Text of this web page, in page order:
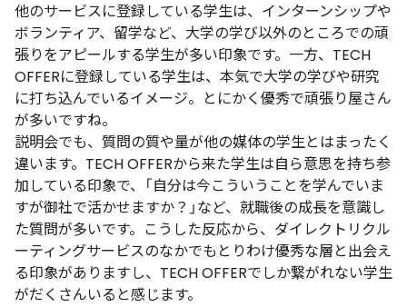
他のサービスに登録している学生は、インターンシップや
ボランティア、留学など、大学の学び以外のところでの頑
張りをアピールする学生が多い印象です。一方、TECH
OFFERに登録している学生は、本気で大学の学びや研究
に打ち込んでいるイメージ。とにかく優秀で頑張り屋さん
が多いですね。
説明会でも、質問の質や量が他の媒体の学生とはまったく
違います。TECH OFFERから来た学生は自ら意思を持ち参
加している印象で、「自分は今こういうことを学んでいま
すが御社で活かせますか？」など、就職後の成長を意識し
た質問が多いです。こうした反応から、ダイレクトリクル
ーティングサービスのなかでもとりわけ優秀な層と出会え
る印象がありますし、TECH OFFERでしか繋がれない学生
がだくさんいると感じます。